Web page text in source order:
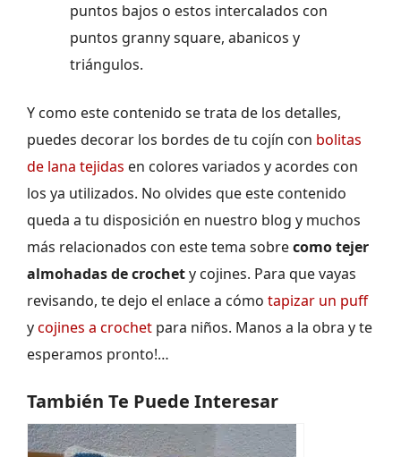
puntos bajos o estos intercalados con
puntos granny square, abanicos y
triángulos.
Y como este contenido se trata de los detalles,
puedes decorar los bordes de tu cojín con bolitas
de lana tejidas en colores variados y acordes con
los ya utilizados. No olvides que este contenido
queda a tu disposición en nuestro blog y muchos
más relacionados con este tema sobrecomo tejer
almohadas de crochety cojines. Para que vayas
revisando, te dejo el enlace a cómo tapizar un puff
ycojines a crochet para niños. Manos a la obra y te
esperamos pronto!…
También Te Puede Interesar